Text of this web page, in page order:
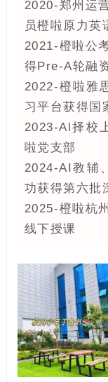
2020-郑州运
员橙啦原力英
2021-橙啦公
得Pre-A轮融
2022-橙啦雅
习平台获得国
2023-Al择校
啦党支部
2024-AI教辅
功获得第六批
2025-橙啦杭
线下授课